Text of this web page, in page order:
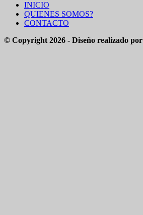
INICIO
QUIENES SOMOS?
CONTACTO
© Copyright 2026 - Diseño realizado por